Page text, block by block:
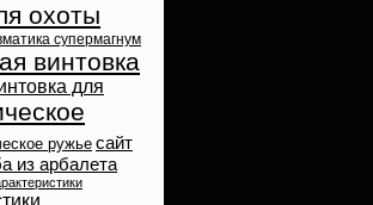
охоты
супермагнум
винтовка
для
ружье сайт
из арбалета